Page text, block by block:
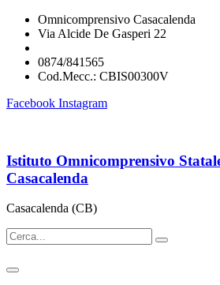
Omnicomprensivo Casacalenda
Via Alcide De Gasperi 22
0874/841565
Cod.Mecc.: CBIS00300V
Facebook Instagram
Istituto Omnicomprensivo
Casacalenda
Casacalenda (CB)